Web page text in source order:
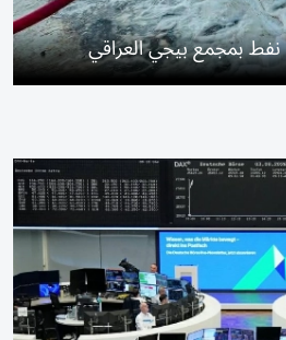
بمجمع بيجي العراقي